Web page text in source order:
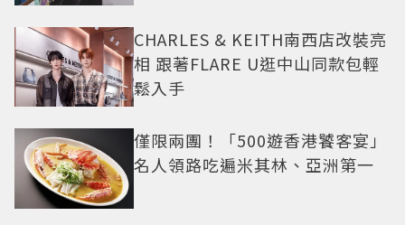
CHARLES & KEITH南西店改裝亮
相 跟著FLARE U逛中山同款包輕
鬆入手
僅限兩團！「500遊香港饕客宴」
名人領路吃遍米其林、亞洲第一